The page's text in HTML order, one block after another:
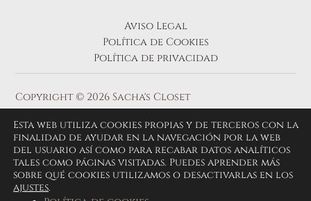
Aviso Legal
Política de Cookies
Política de privacidad
Copyright © 2026 Sacha's Closet
Esta web utiliza cookies propias y de terceros con la
finalidad de ayudar en la navegación por la web
del usuario así como para recabar datos analíticos
tales como páginas visitadas. Puedes aprender más
sobre qué cookies utilizamos o desactivarlas en los
ajustes.